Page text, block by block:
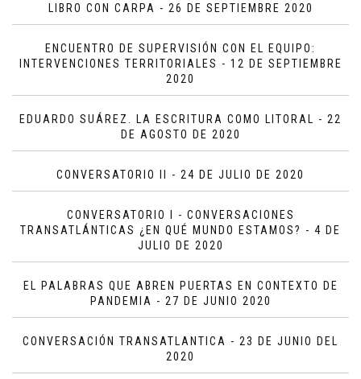
LIBRO CON CARPA - 26 DE SEPTIEMBRE 2020
ENCUENTRO DE SUPERVISIÓN CON EL EQUIPO:
INTERVENCIONES TERRITORIALES - 12 DE SEPTIEMBRE
2020
EDUARDO SUÁREZ. LA ESCRITURA COMO LITORAL - 22
DE AGOSTO DE 2020
CONVERSATORIO II - 24 DE JULIO DE 2020
CONVERSATORIO I - CONVERSACIONES
TRANSATLÁNTICAS ¿EN QUÉ MUNDO ESTAMOS? - 4 DE
JULIO DE 2020
EL PALABRAS QUE ABREN PUERTAS EN CONTEXTO DE
PANDEMIA - 27 DE JUNIO 2020
CONVERSACIÓN TRANSATLANTICA - 23 DE JUNIO DEL
2020